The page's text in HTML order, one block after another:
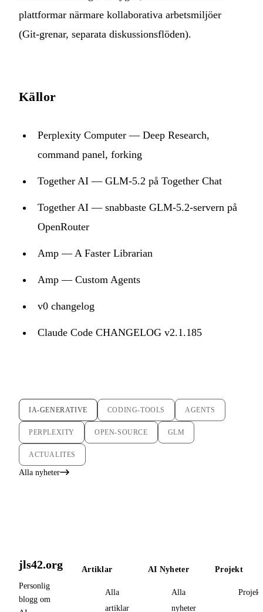
plattformar närmare kollaborativa arbetsmiljöer
(Git-grenar, separata diskussionsflöden).
Källor
Perplexity Computer — Deep Research,
command panel, forking
Together AI — GLM-5.2 på Together Chat
Together AI — snabbaste GLM-5.2-servern på
OpenRouter
Amp — A Faster Librarian
Amp — Custom Agents
v0 changelog
Claude Code CHANGELOG v2.1.185
IA-GENERATIVE CODING-TOOLS AGENTS
PERPLEXITY OPEN-SOURCE GLM
ACTUALITES
Alla nyheter
jls42.org
Personlig
blogg om
Artiklar
Alla
artiklar
AI Nyheter
Alla
nyheter
Projekt
Projekt